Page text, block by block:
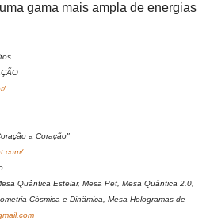
gama mais ampla de energias
a Coração"
Quântica Estelar, Mesa Pet, Mesa Quântica 2.0,
Cósmica e Dinâmica, Mesa Hologramas de